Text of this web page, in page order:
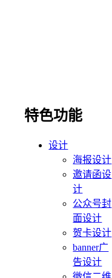
特色功能
设计
海报设计
邀请函设
计
公众号封
面设计
贺卡设计
banner广
告设计